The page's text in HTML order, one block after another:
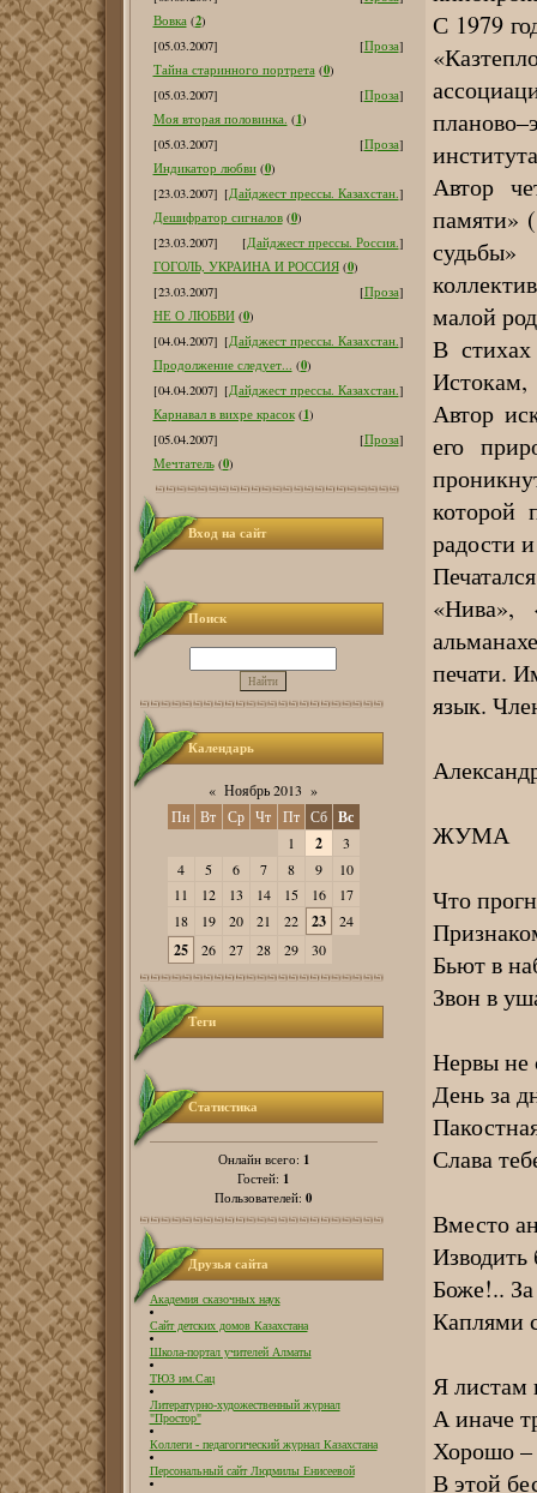
Вовка (2)
[05.03.2007]
[Проза]
Тайна старинного портрета (0)
[05.03.2007]
[Проза]
Моя вторая половинка. (1)
[05.03.2007]
[Проза]
Индикатор любви (0)
[23.03.2007] [Дайджест прессы. Казахстан.]
Дешифратор сигналов (0)
[23.03.2007]
[Дайджест прессы. Россия.]
ГОГОЛЬ, УКРАИНА И РОССИЯ (0)
[23.03.2007]
[Проза]
НЕ О ЛЮБВИ (0)
[04.04.2007] [Дайджест прессы. Казахстан.]
Продолжение следует... (0)
[04.04.2007] [Дайджест прессы. Казахстан.]
Карнавал в вихре красок (1)
[05.04.2007]
[Проза]
Мечтатель (0)
Вход на сайт
Поиск
Календарь
« Ноябрь 2013 »
Пн Вт Ср Чт Пт Сб Вс
1 2
3
4
5 6 7 8 9
10
11
12 13 14 15 16
17
18
19 20 21 22 23 24
25 26 27 28 29 30
Теги
Статистика
Онлайн всего: 1
Гостей: 1
Пользователей: 0
Друзья сайта
Академия сказочных наук
Сайт детских домов Казахстана
Школа-портал учителей Алматы
ТЮЗ им.Сац
Литературно-художественный журнал
"Простор"
Коллеги - педагогический журнал Казахстана
Персональный сайт Людмилы Енисеевой
С 1979
Автор
памяти»
малой
В
Истокам,
Автор
его
которой
радости
«Нива»,
печати.
язык.
ЖУМА
Что
Бьют в
Звон в
Нервы не
День за
Слава
Вместо
Изводить
Боже!..
Каплями
Я листам
А иначе
Хорошо –
В этой